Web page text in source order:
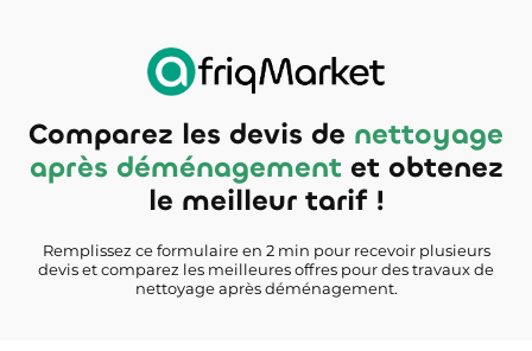
Comparez les devis de nettoyage
après déménagement et obtenez
le meilleur tarif !
Remplissez ce formulaire en 2 min pour recevoir plusieurs
devis et comparez les meilleures offres pour des travaux de
nettoyage après déménagement.